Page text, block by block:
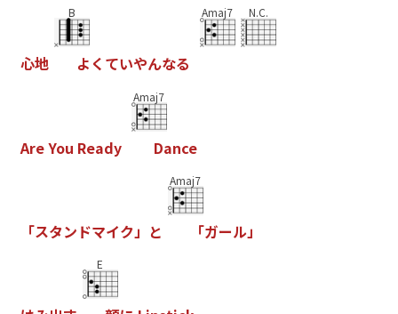
心地
B
よ く ていやんなる
Amaj7 N.C.
AreYou Ready
Amaj7
Dance
「スタン ドマイク」 と
Amaj7
「ガール」
E